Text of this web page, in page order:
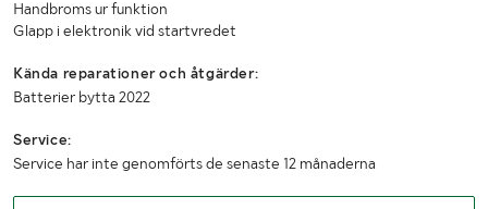
Handbroms ur funktion
Glapp i elektronik vid startvredet
Kända reparationer och åtgärder:
Batterier bytta 2022
Service:
Service har inte genomförts de senaste 12 månaderna